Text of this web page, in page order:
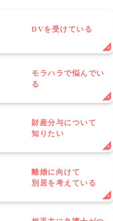
DVを受けている
モラハラで悩んでい
る
財産分与について
知りたい
離婚に向けて
別居を考えている